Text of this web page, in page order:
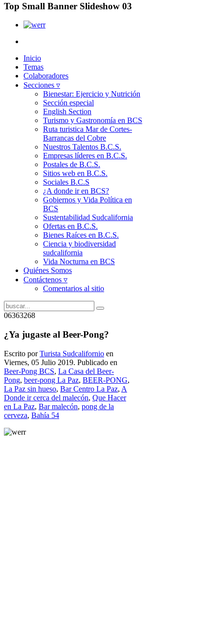
Top Small Banner Slideshow 03
Inicio
Temas
Colaboradores
Secciones ▿
Bienestar: Ejercicio y Nutrición
Sección especial
English Section
Turismo y Gastronomía en BCS
Ruta turistica Mar de Cortes-
Barrancas del Cobre
Nuestros Talentos B.C.S.
Empresas líderes en B.C.S.
Postales de B.C.S.
Sitios web en B.C.S.
Sociales B.C.S
¿A donde ir en BCS?
Gobiernos y Vida Política en
BCS
Sustentabilidad Sudcalifornia
Ofertas en B.C.S.
Bienes Raíces en B.C.S.
Ciencia y biodiversidad
sudcalifornia
Vida Nocturna en BCS
Quiénes Somos
Contáctenos ▿
Comentarios al sitio
06363268
¿Ya jugaste al Beer-Pong?
Escrito porTurista Sudcalifornio en
Viernes, 05 Julio 2019. Publicado en
Beer-Pong BCS, La Casa del Beer-
Pong, beer-pong La Paz, BEER-PONG,
La Paz sin hueso, Bar Centro La Paz, A
Donde ir cerca del malecón, Que Hacer
en La Paz, Bar malecón, pong de la
cerveza, Bahía 54